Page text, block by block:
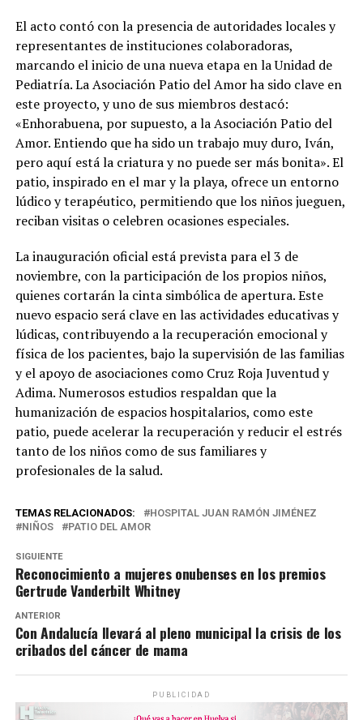
El acto contó con la presencia de autoridades locales y
representantes de instituciones colaboradoras,
marcando el inicio de una nueva etapa en la Unidad de
Pediatría. La Asociación Patio del Amor ha sido clave en
este proyecto, y uno de sus miembros destacó:
«Enhorabuena, por supuesto, a la Asociación Patio del
Amor. Entiendo que ha sido un trabajo muy duro, Iván,
pero aquí está la criatura y no puede ser más bonita». El
patio, inspirado en el mar y la playa, ofrece un entorno
lúdico y terapéutico, permitiendo que los niños jueguen,
reciban visitas o celebren ocasiones especiales.
La inauguración oficial está prevista para el 3 de
noviembre, con la participación de los propios niños,
quienes cortarán la cinta simbólica de apertura. Este
nuevo espacio será clave en las actividades educativas y
lúdicas, contribuyendo a la recuperación emocional y
física de los pacientes, bajo la supervisión de las familias
y el apoyo de asociaciones como Cruz Roja Juventud y
Adima. Numerosos estudios respaldan que la
humanización de espacios hospitalarios, como este
patio, puede acelerar la recuperación y reducir el estrés
tanto de los niños como de sus familiares y
profesionales de la salud.
TEMAS RELACIONADOS:
HOSPITAL JUAN RAMÓN JIMÉNEZ
NIÑOS
PATIO DEL AMOR
SIGUIENTE
Reconocimiento a mujeres onubenses en los premios
Gertrude Vanderbilt Whitney
ANTERIOR
Con Andalucía llevará al pleno municipal la crisis de los
cribados del cáncer de mama
PUBLICIDAD